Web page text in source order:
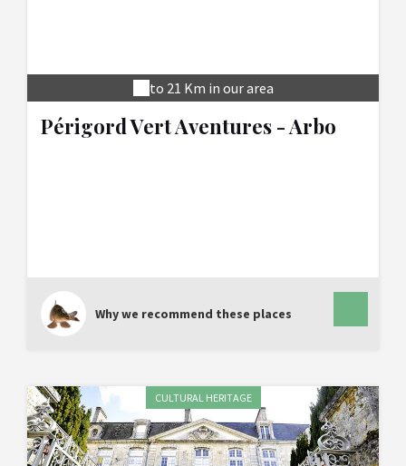
to 21 Km in our area
Périgord Vert Aventures - Arbo
Why we recommend these places
CULTURAL HERITAGE